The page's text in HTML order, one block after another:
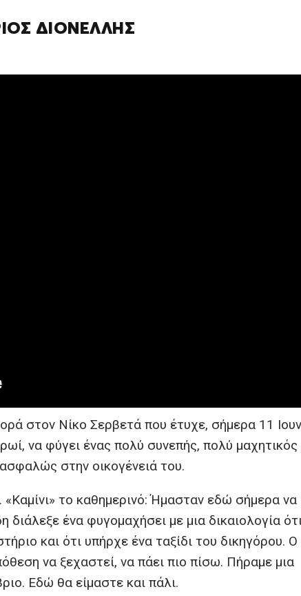
ΔΙΟΝΕΛΛΗΣ
στον Νίκο Σερβετά που έτυχε, σήμερα 11
να φύγει ένας πολύ συνεπής, πολύ μαχητικός
στην οικογένειά του.
το καθημερινό: Ήμασταν εδώ σήμερα να
ένα φυγομαχήσει με μια δικαιολογία
και ότι υπήρχε ένα ταξίδι του δικηγόρου. Ο
να ξεχαστεί, να πάει πιο πίσω. Πήραμε μια
Εδώ θα είμαστε και πάλι.